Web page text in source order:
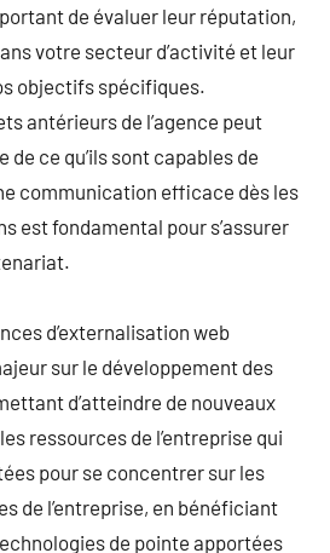
de évaluer leur réputation,
votre secteur d’activité et leur
objectifs spécifiques.
antérieurs de l’agence peut
de ce qu’ils sont capables de
communication efficace dès les
est fondamental pour s’assurer
d’externalisation web
sur le développement des
d’atteindre de nouveaux
ressources de l’entreprise qui
pour se concentrer sur les
de l’entreprise, en bénéficiant
de pointe apportées